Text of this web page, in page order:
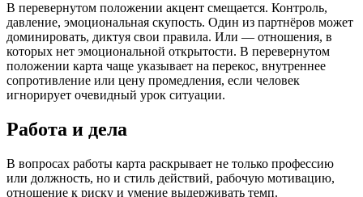
В перевернутом положении акцент смещается. Контроль,
давление, эмоциональная скупость. Один из партнёров может
доминировать, диктуя свои правила. Или — отношения, в
которых нет эмоциональной открытости. В перевернутом
положении карта чаще указывает на перекос, внутреннее
сопротивление или цену промедления, если человек
игнорирует очевидный урок ситуации.
Работа и дела
В вопросах работы карта раскрывает не только профессию
или должность, но и стиль действий, рабочую мотивацию,
отношение к риску и умение выдерживать темп.